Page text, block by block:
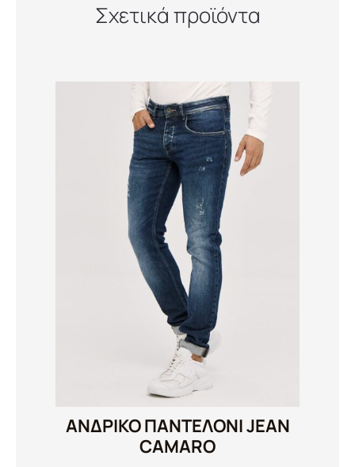
Σχετικά προϊόντα
ΑΝΔΡΙΚΟ ΠΑΝΤΕΛΟΝΙ JEAN
CAMARO